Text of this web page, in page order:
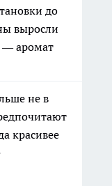
до
выросли
— аромат
не в
красивее